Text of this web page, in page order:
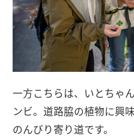
一方こちらは、いとちゃ
ンビ。道路脇の植物に興
のんびり寄り道です。